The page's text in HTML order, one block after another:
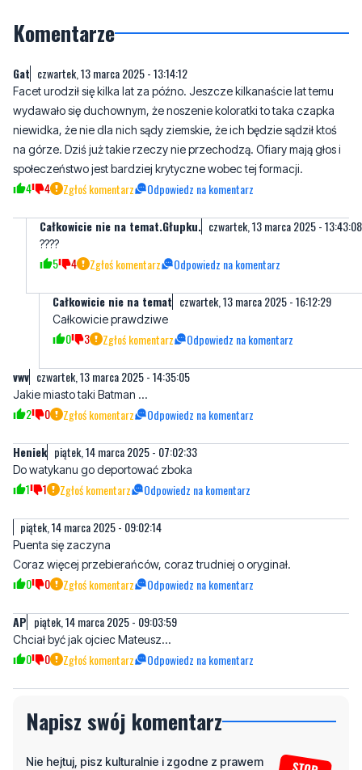
Komentarze
Gat czwartek, 13 marca 2025 - 13:14:12
Facet urodził się kilka lat za późno. Jeszcze kilkanaście lat temu
wydawało się duchownym, że noszenie koloratki to taka czapka
niewidka, że nie dla nich sądy ziemskie, że ich będzie sądził ktoś
na górze. Dziś już takie rzeczy nie przechodzą. Ofiary mają głos i
społeczeństwo jest bardziej krytyczne wobec tej formacji.
4 4 Zgłoś komentarz Odpowiedz na komentarz
Całkowicie nie na temat.Głupku. czwartek, 13 marca 2025 - 13:43:08
????
5 4 Zgłoś komentarz Odpowiedz na komentarz
Całkowicie nie na temat czwartek, 13 marca 2025 - 16:12:29
Całkowicie prawdziwe
0 3 Zgłoś komentarz Odpowiedz na komentarz
vwv czwartek, 13 marca 2025 - 14:35:05
Jakie miasto taki Batman ...
2 0 Zgłoś komentarz Odpowiedz na komentarz
Heniek piątek, 14 marca 2025 - 07:02:33
Do watykanu go deportować zboka
1 1 Zgłoś komentarz Odpowiedz na komentarz
piątek, 14 marca 2025 - 09:02:14
Puenta się zaczyna
Coraz więcej przebierańców, coraz trudniej o oryginał.
0 0 Zgłoś komentarz Odpowiedz na komentarz
AP piątek, 14 marca 2025 - 09:03:59
Chciał być jak ojciec Mateusz...
0 0 Zgłoś komentarz Odpowiedz na komentarz
Napisz swój komentarz
Nie hejtuj, pisz kulturalnie i zgodne z prawem